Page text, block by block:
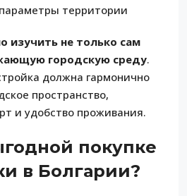
территории
изучить не только сам
городскую среду.
должна гармонично
пространство,
и удобство проживания.
покупке
в Болгарии?